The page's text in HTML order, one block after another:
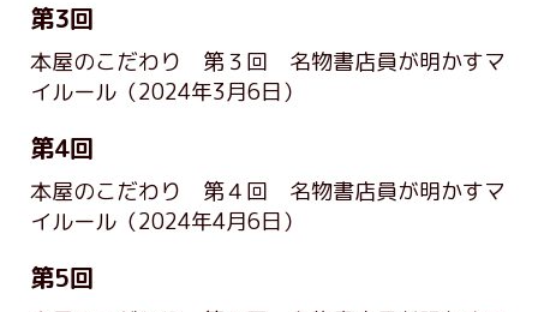
第3回
本屋のこだわり 第３回 名物書店員が明かすマ
イルール （2024年3月6日）
第4回
本屋のこだわり 第４回 名物書店員が明かすマ
イルール （2024年4月6日）
第5回